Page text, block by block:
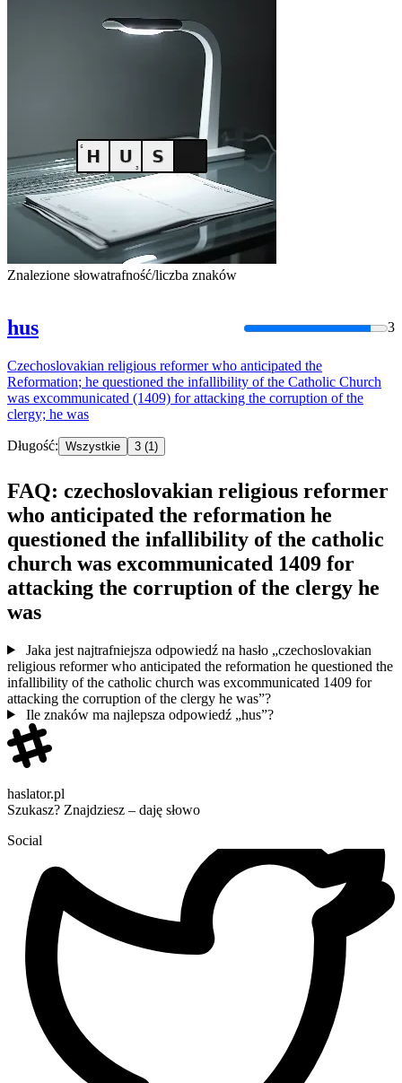
Znalezione słowatrafność/liczba znaków
hus 3
Czechoslovakian religious reformer who anticipated the
Reformation; he questioned the infallibility ofthe Catholic Church
was excommunicated (1409) for attacking the corruption ofthe
clergy; he was
Długość: Wszystkie 3 (1)
FAQ: czechoslovakian religious reformer
who anticipated the reformation he
questioned the infallibility of the catholic
church was excommunicated 1409 for
attacking the corruption of the clergy he
was
Jaka jest najtrafniejsza odpowiedź na hasło „czechoslovakian
religious reformer who anticipated the reformation he questioned the
infallibility of the catholic church was excommunicated 1409 for
attacking the corruption of the clergy he was”?
Ile znaków ma najlepsza odpowiedź „hus”?
haslator.pl
Szukasz? Znajdziesz – daję słowo
Social